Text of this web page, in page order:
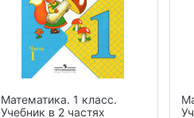
Математика. 1 класс.
Учебник в 2 частях